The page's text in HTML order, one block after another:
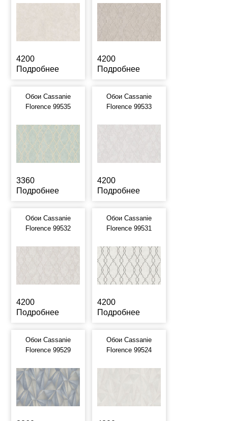
4200
Подробнее
4200
Подробнее
Обои Cassanie
Florence 99535
3360
Подробнее
Обои Cassanie
Florence 99533
4200
Подробнее
Обои Cassanie
Florence 99532
4200
Подробнее
Обои Cassanie
Florence 99531
4200
Подробнее
Обои Cassanie
Florence 99529
Обои Cassanie
Florence 99524